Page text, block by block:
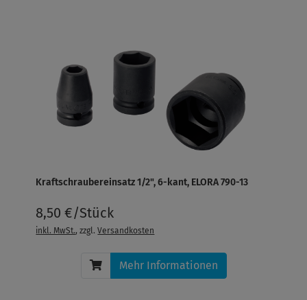
Kraftschraubereinsatz 1/2", 6-kant, ELORA 790-13
8,50 €/Stück
inkl. MwSt., zzgl.Versandkosten
Mehr Informationen